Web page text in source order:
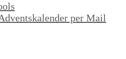
per Mail